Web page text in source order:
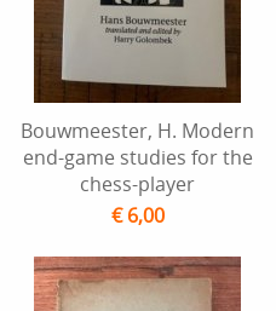
Bouwmeester, H. Modern
end-game studies for the
chess-player
€ 6,00